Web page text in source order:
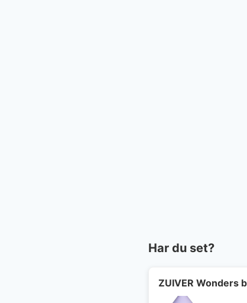
Har du set?
ZUIVER Wonders